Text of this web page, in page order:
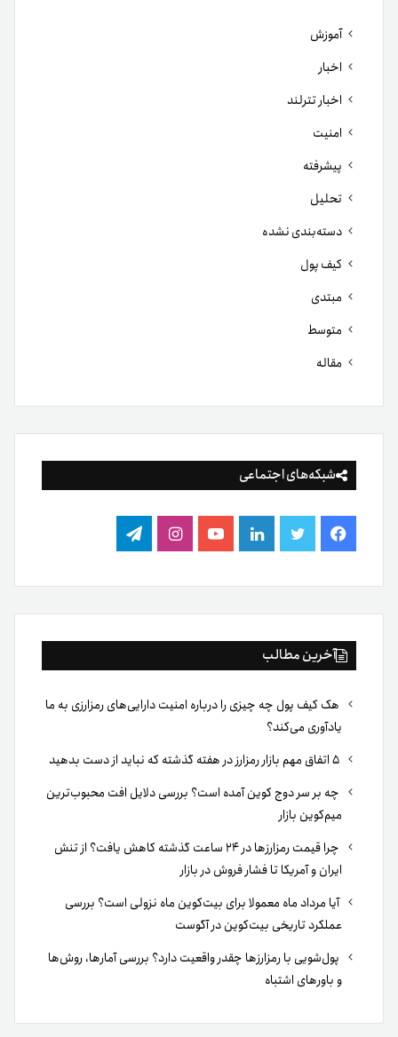
آموزش
اخبار
اخبار تترلند
امنیت
پیشرفته
تحلیل
دسته‌بندی نشده
کیف پول
مبتدی
متوسط
مقاله
شبکه‌های اجتماعی
فیس
بوک
توییتر لینکدینیوتیوباینستاگرام
تلگرام
آخرین مطالب
هک کیف پول چه چیزی را درباره امنیت دارایی‌های رمزارزی به ما
یادآوری می‌کند؟
چه بر سر دوج کوین آمده است؟ بررسی دلایل افت محبوب‌ترین
میم‌کوین بازار
چرا قیمت رمزارزها در ۲۴ ساعت گذشته کاهش یافت؟ از تنش
ایران و آمریکا تا فشار فروش در بازار
آیا مرداد ماه معمولا برای بیت‌کوین ماه نزولی است؟ بررسی
عملکرد تاریخی بیت‌کوین در آگوست
پول‌شویی با رمزارزها چقدر واقعیت دارد؟ بررسی آمارها، روش‌ها
و باورهای اشتباه